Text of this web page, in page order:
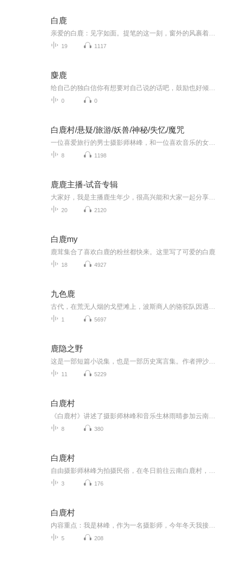
白鹿
19 1117
麋鹿
0 0
白鹿村/悬疑/旅游/妖兽/神秘/失忆/魔咒
8 1198
鹿鹿主播-试音专辑
20 2120
白鹿my
鹿茸集合了喜欢白鹿的粉丝都快来。这里写了可爱的白鹿
18 4927
九色鹿
1 5697
鹿隐之野
11 5229
白鹿村
8 380
白鹿村
3 176
白鹿村
5 208